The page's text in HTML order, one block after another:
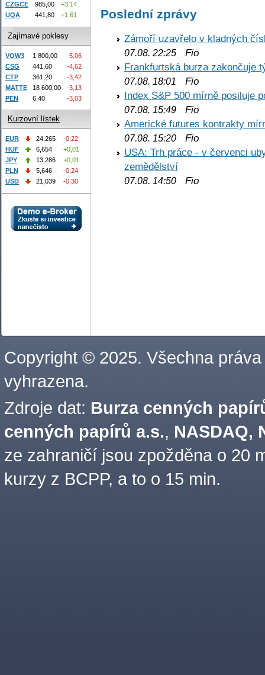
Poslední zprávy
Zámoří uzavřelo v kladných
07.08. 22:25 Fio
Frankfurtská burza zakončuje
07.08. 18:01
Fio
Index S&P 500 mírně posiluje
07.08. 15:49 Fio
Americké futures kontrakty
07.08. 15:20 Fio
USA: Trh práce - v červenci
zemědělství
07.08. 14:50 Fio
CZGCE
985,00
+3,14
UQA
441,80 +1,61
Zajímavé poklesy
VOW3 1 800,00
-5,06
CSG
441,60
-4,62
CTP
361,20
-3,42
MATTE
18 600,00
-3,13
PEN
6,40 -3,03
Kurzovní lístek
EUR 24,265
-0,22
HUF
6,654
+0,01
JPY
13,286
+0,01
PLN
5,646
-0,24
USD
21,039 -0,30
Copyright © 2025. Všechna práva
vyhrazena.
Zdroje dat: Burza cenných
cenných papírů a.s., NASDAQ,
ze zahraničí jsou zpožděna o 20
kurzy z BCPP, a to o 15 min.